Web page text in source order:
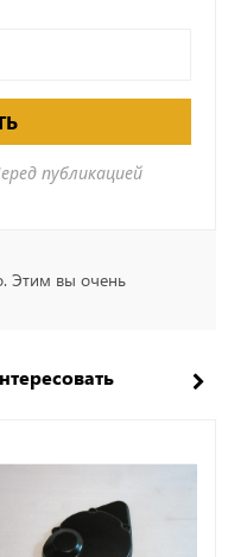
публикацией
Этим вы очень